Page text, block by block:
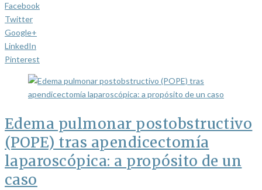
Facebook
Twitter
Google+
LinkedIn
Pinterest
Edema pulmonar postobstructivo
(POPE) tras apendicectomía
laparoscópica: a propósito de un
caso